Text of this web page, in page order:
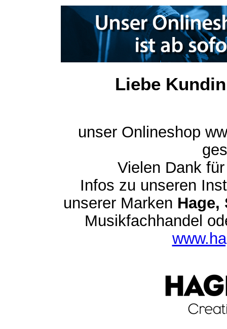
Liebe
unser Onlineshop
Vielen Dank
Infos zu unseren
unserer Marken Hage,
Musikfachhandel